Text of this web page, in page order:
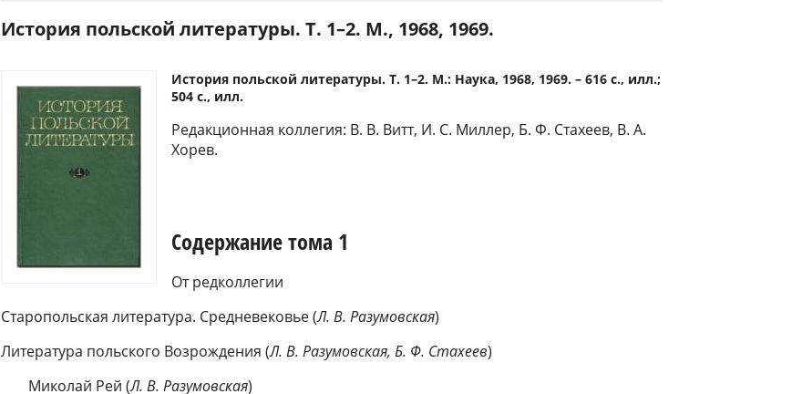
История польской литературы. Т. 1–2. М., 1968, 1969.
История польской литературы. Т. 1–2. М.: Наука, 1968, 1969. – 616 с., илл.;
504 с., илл.
Редакционная коллегия: В. В. Витт, И. С. Миллер, Б. Ф. Стахеев, В. А.
Хорев.
Содержание тома 1
От редколлегии
Старопольская литература. Средневековье (Л. В. Разумовская)
Литература польского Возрождения (Л. В. Разумовская, Б. Ф. Стахеев)
Миколай Рей (Л. В. Разумовская)